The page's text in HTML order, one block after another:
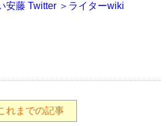
安藤 Twitter ＞ライターwiki
れまでの記事